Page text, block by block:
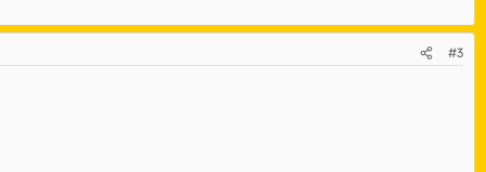
#3